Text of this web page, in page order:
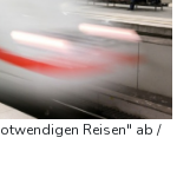
für Drohnenabwehr
um US-
nach Saudi-Arabien
Reisen" ab /